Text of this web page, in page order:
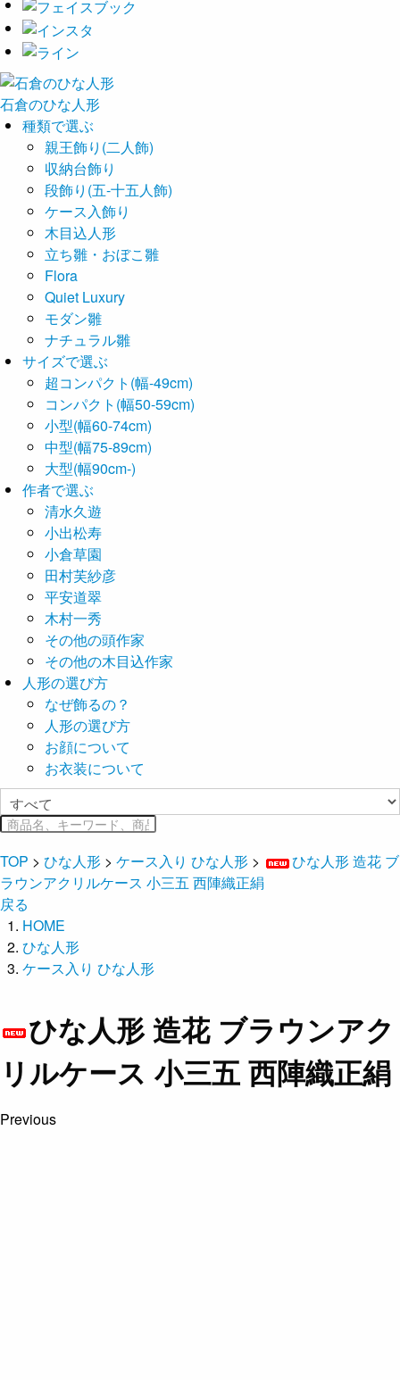
石倉のひな人形
種類で選ぶ
親王飾り(二人飾)
収納台飾り
段飾り(五-十五人飾)
ケース入飾り
木目込人形
立ち雛・おぼこ雛
Flora
Quiet Luxury
モダン雛
ナチュラル雛
サイズで選ぶ
超コンパクト(幅-49cm)
コンパクト(幅50-59cm)
小型(幅60-74cm)
中型(幅75-89cm)
大型(幅90cm-)
作者で選ぶ
清水久遊
小出松寿
小倉草園
田村芙紗彦
平安道翠
木村一秀
その他の頭作家
その他の木目込作家
人形の選び方
なぜ飾るの？
人形の選び方
お顔について
お衣装について
TOP > ひな人形 > ケース入り ひな人形 >
ひな人形 造花 ブ
ラウンアクリルケース 小三五 西陣織正絹
戻る
HOME
ひな人形
ケース入り ひな人形
ひな人形 造花 ブラウンアク
リルケース 小三五 西陣織正絹
Previous